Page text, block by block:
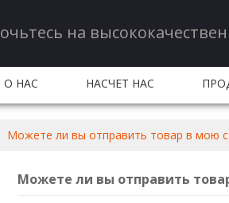
на
О НАС НАСЧЕТ НАС
Можете ли вы отправить товар в мою
Можете ли вы отправить